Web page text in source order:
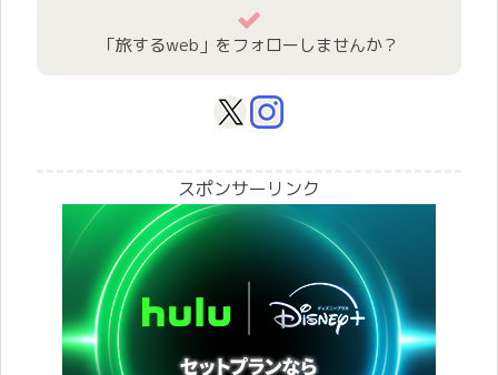
「旅するweb」をフォローしませんか？
スポンサーリンク